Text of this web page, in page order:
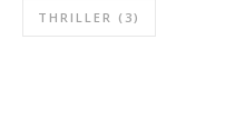
THRILLER (3)